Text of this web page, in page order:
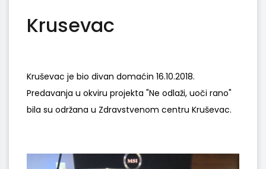
Krusevac
Kruševac je bio divan domaćin 16.10.2018.
Predavanja u okviru projekta "Ne odlaži, uoči rano"
bila su održana u Zdravstvenom centru Kruševac.